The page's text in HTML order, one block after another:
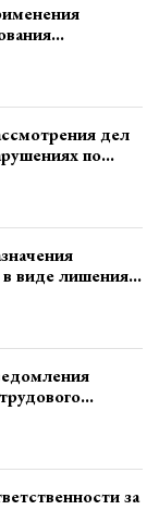
с военной
дел
по
в виде лишения
средствами
за